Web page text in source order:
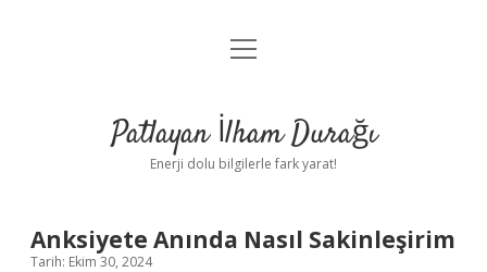
Anasayfa
Yasal Uyarı
menüyü
Patlayan İlham Durağı
Enerji dolu bilgilerle fark yarat!
Anksiyete Anında Nasıl Sakinleşirim
Tarih: Ekim 30, 2024